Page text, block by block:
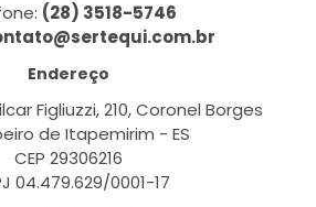
(28) 3518-5746
Endereço
Figliuzzi, 210, Coronel Borges
de Itapemirim - ES
CEP 29306216
04.479.629/0001-17